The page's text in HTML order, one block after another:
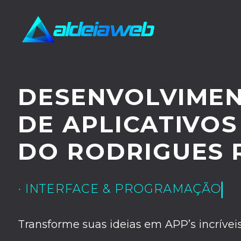
DE
DO RODRIGUES
· INTERFACE & PROGRAMAÇÃO
Transforme suas ideias em APP’s